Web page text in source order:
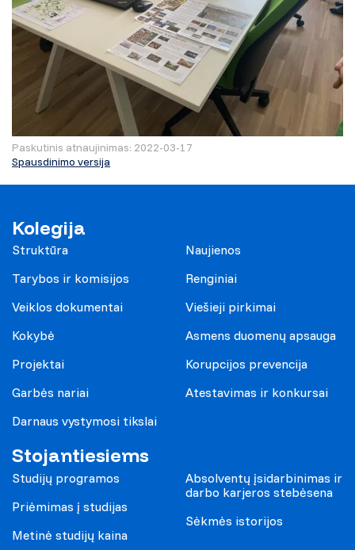
Paskutinis atnaujinimas: 2022-03-17
Spausdinimo versija
Kolegija
Struktūra
Tarybos ir komisijos
Veiklos dokumentai
Kokybė
Projektai
Garbės nariai
Darnaus vystymosi tikslai
Naujienos
Renginiai
Viešieji pirkimai
Asmens duomenų apsauga
Korupcijos prevencija
Atestavimas ir konkursai
Stojantiesiems
Studijų programos
Priėmimas į studijas
Metinė studijų kaina
Absolventų įsidarbinimas ir
darbo karjeros stebėsena
Sėkmės istorijos